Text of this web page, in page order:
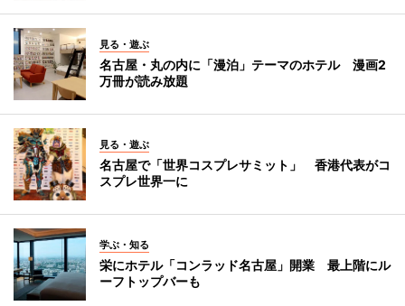
見る・遊ぶ
名古屋・丸の内に「漫泊」テーマのホテル 漫画2
万冊が読み放題
見る・遊ぶ
名古屋で「世界コスプレサミット」 香港代表がコ
スプレ世界一に
学ぶ・知る
栄にホテル「コンラッド名古屋」開業 最上階にル
ーフトップバーも